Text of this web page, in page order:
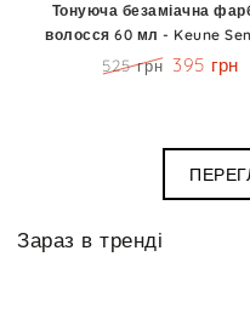
Тонуюча безаміачна
волосся 60 мл - Keune
525 грн 395 грн
Зараз в тренді